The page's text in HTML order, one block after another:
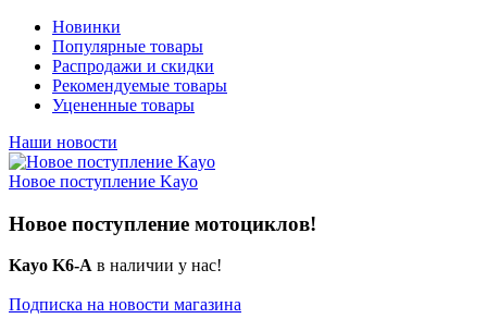
Новинки
Популярные товары
Распродажи и скидки
Рекомендуемые товары
Уцененные товары
Наши новости
Новое поступление Kayo
Новое поступление мотоциклов!
Kayo K6-A в наличии у нас!
Подписка на новости магазина